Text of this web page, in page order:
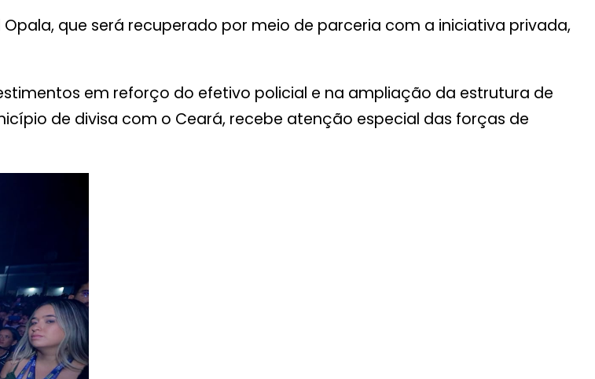
que será recuperado por meio de parceria com a iniciativa privada,
em reforço do efetivo policial e na ampliação da estrutura de
de divisa com o Ceará, recebe atenção especial das forças de